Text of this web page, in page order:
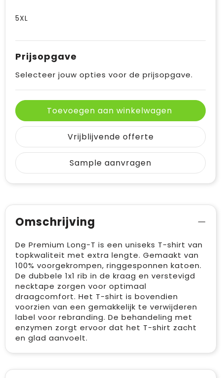
5XL
Prijsopgave
Selecteer jouw opties voor de prijsopgave.
Toevoegen aan winkelwagen
Vrijblijvende offerte
Sample aanvragen
Omschrijving
De Premium Long-T is een uniseks T-shirt van
topkwaliteit met extra lengte. Gemaakt van
100% voorgekrompen, ringgesponnen katoen.
De dubbele 1x1 rib in de kraag en verstevigd
necktape zorgen voor optimaal
draagcomfort. Het T-shirt is bovendien
voorzien van een gemakkelijk te verwijderen
label voor rebranding. De behandeling met
enzymen zorgt ervoor dat het T-shirt zacht
en glad aanvoelt.